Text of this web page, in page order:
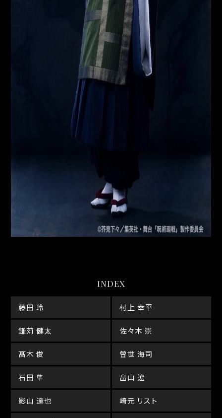
INDEX
藤田 玲 村上 幸平
鎌苅 健太 佐々木 崇
髙木 俊 曽世 海司
石田 隼 畠山 遼
影山 達也 崎元 リスト